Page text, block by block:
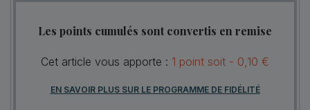
Les points cumulés sont convertis en remise
Cet article vous apporte : 1 point soit - 0,10 €
EN SAVOIR PLUS SUR LE PROGRAMME DE FIDÉLITÉ